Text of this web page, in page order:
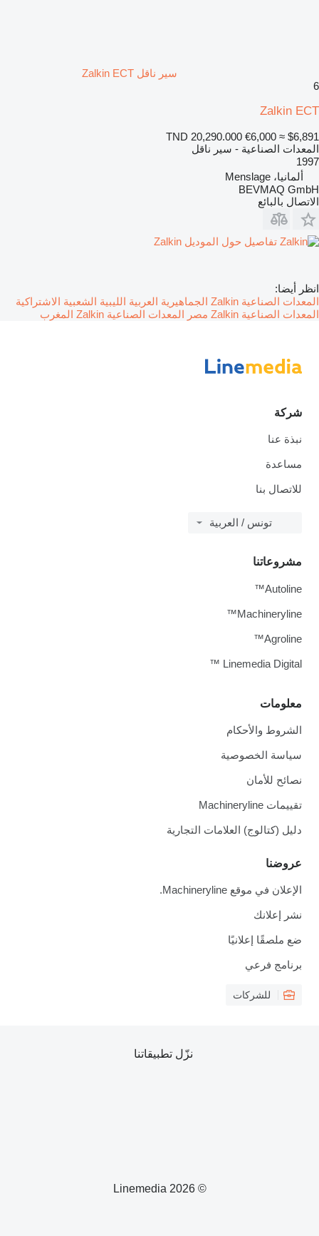
سير ناقل Zalkin ECT
6
Zalkin ECT
TND 20,290.000 €6,000 ≈ $6,891
المعدات الصناعية - سير ناقل
1997
ألمانيا، Menslage
BEVMAQ GmbH
الاتصال بالبائع
تفاصيل حول الموديل Zalkin
انظر أيضا:
المعدات الصناعية Zalkin الجماهيرية العربية الليبية الشعبية الاشتراكية
المعدات الصناعية Zalkin مصر
المعدات الصناعية Zalkin المغرب
شركة
نبذة عنا
مساعدة
للاتصال بنا
تونس / العربية
معلومات
الشروط والأحكام
سياسة الخصوصية
نصائح للأمان
تقييمات Machineryline
دليل (كتالوج) العلامات التجارية
عروضنا
الإعلان في موقع Machineryline.
نشر إعلانك
ضع ملصقًا إعلانيًا
برنامج فرعي
للشركات
مشروعاتنا
Autoline™
Machineryline™
Agroline™
Linemedia Digital ™
© 2026 Linemedia
نزّل تطبيقاتنا